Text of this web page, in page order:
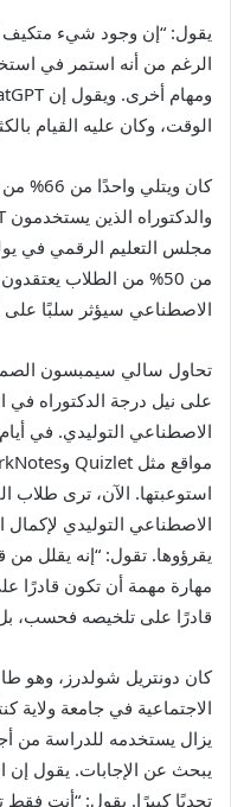
يقول: “إن وجود شيء متكيف
الرغم من أنه استمر في
الوقت، وكان عليه القيام
كان
من 50% من الطلاب
الاصطناعي سيؤثر سلبًا على
تحاول سالي سيمبسون
على نيل درجة الدكتوراه في
الاصطناعي التوليدي. في
استوعبتها. الآن، ترى طلاب
الاصطناعي التوليدي لإكمال
يقرؤوها. تقول: “إنه يقلل من
مهارة مهمة أن تكون قادرًا
قادرًا على تلخيصه فحسب،
كان دونتريل شولدرز، وهو
يبحث عن الإجابات. يقول إن
تحديًا كبيرًا. يقول: “أنت فقط